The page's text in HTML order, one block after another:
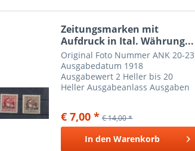
Zeitungsmarken mit
Aufdruck in Ital. Währung...
Original Foto Nummer ANK 20-23
Ausgabedatum 1918
Ausgabewert 2 Heller bis 20
Heller Ausgabeanlass Ausgaben
oder Falzreste aufweisen und
ohne Gummi sein.
€ 7,00 * € 14,00 *
In den Warenkorb